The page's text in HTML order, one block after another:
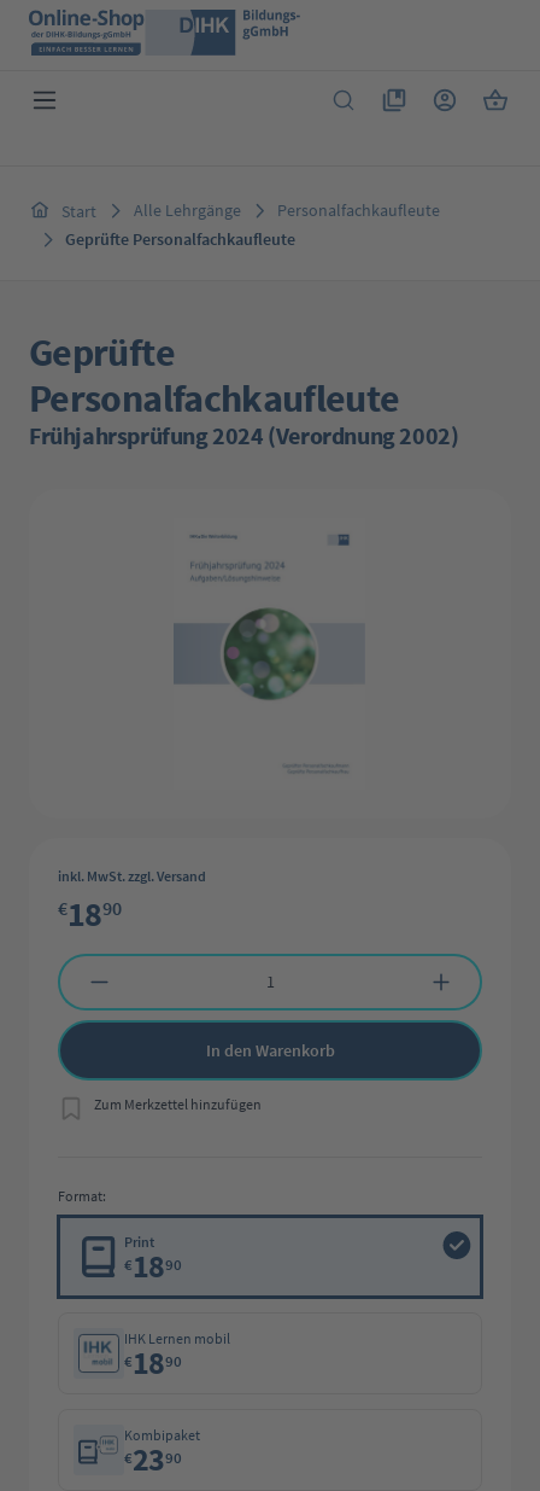
Zum Hauptinhalt springen
Du hast 0 Produkte
Start Alle Lehrgänge
Personalfachkaufleute
Geprüfte Personalfachkaufleute
Geprüfte
Personalfachkaufleute
Frühjahrsprüfung 2024 (Verordnung 2002)
inkl. MwSt. zzgl. Versand
€1890
Produkt Anzahl: Gib den gewünschten Wert ein oder benutze die
In den Warenkorb
Zum Merkzettel hinzufügen
Format:
Print
€1890
IHK Lernen mobil
€1890
Kombipaket
€2390